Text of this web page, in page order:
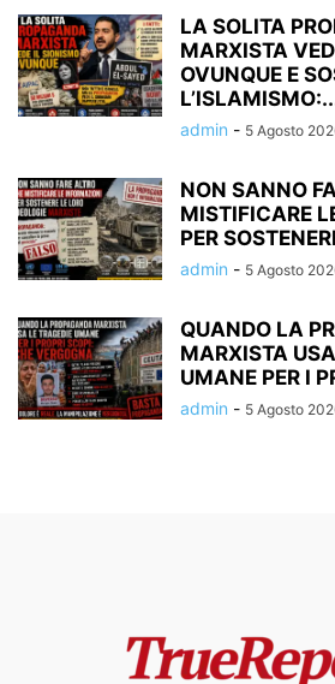
LA SOLITA
MARXISTA
OVUNQUE E
admin - 5 Agosto
NON SANNO
MISTIFICARE
PER
admin - 5 Agosto
QUANDO LA
MARXISTA
UMANE PER I
admin - 5 Agosto